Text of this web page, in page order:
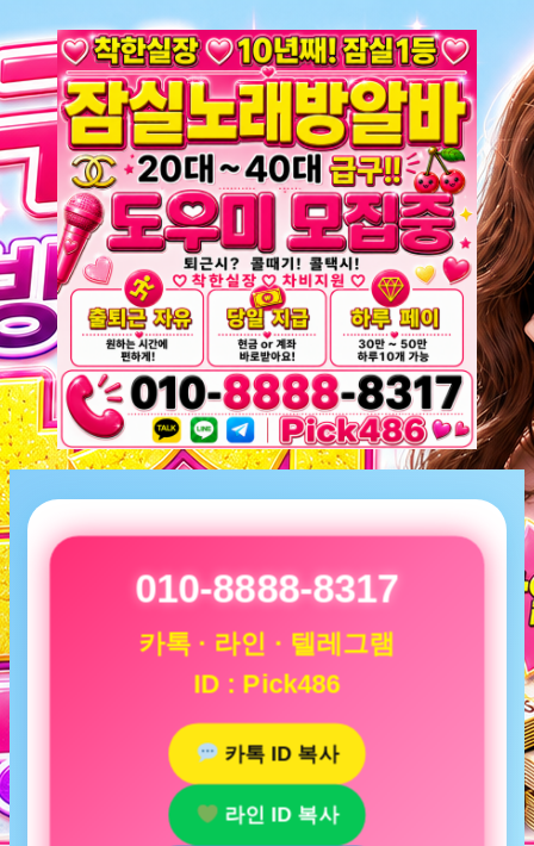
010-8888-8317
카톡 · 라인 · 텔레그램
ID : Pick486
카톡 ID 복사
라인 ID 복사